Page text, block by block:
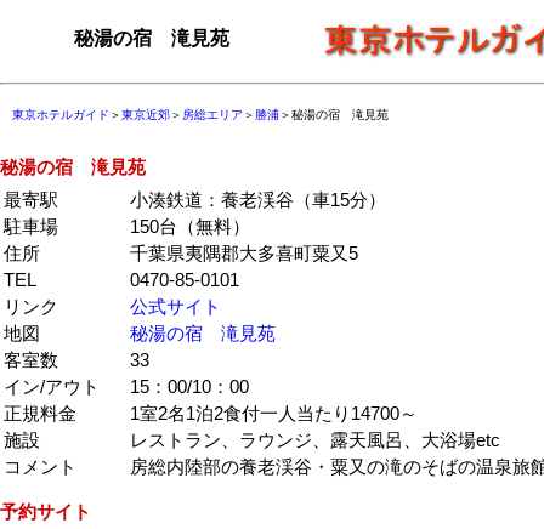
秘湯の宿 滝見苑
東京ホテルガイド ＞東京近郊＞ 房総エリア ＞ 勝浦＞秘湯の宿 滝見苑
秘湯の宿 滝見苑
最寄駅
小湊鉄道：養老渓谷（車15分）
駐車場
150台（無料）
住所
千葉県夷隅郡大多喜町粟又5
TEL
0470-85-0101
リンク
公式サイト
地図
秘湯の宿 滝見苑
客室数
33
イン/アウト
15：00/10：00
正規料金
1室2名1泊2食付一人当たり14700～
施設
レストラン、ラウンジ、露天風呂、大浴場etc
コメント
房総内陸部の養老渓谷・粟又の滝のそばの温泉旅
予約サイト